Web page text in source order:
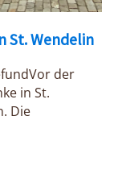
St. Wendelin
der
in St.
Die